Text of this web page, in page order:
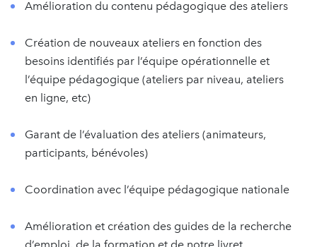
Amélioration du contenu pédagogique des ateliers
Création de nouveaux ateliers en fonction des
besoins identifiés par l’équipe opérationnelle et
l’équipe pédagogique (ateliers par niveau, ateliers
en ligne, etc)
Garant de l’évaluation des ateliers (animateurs,
participants, bénévoles)
Coordination avec l’équipe pédagogique nationale
Amélioration et création des guides de la recherche